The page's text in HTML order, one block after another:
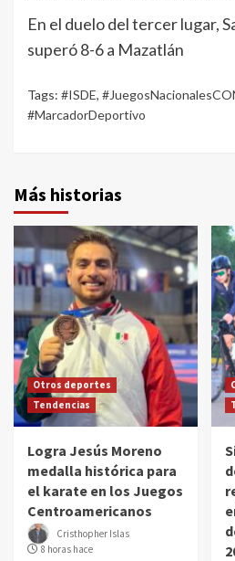
En el duelo del tercer lugar,
superó 8-6 a Mazatlán
Tags: #ISDE,
#MarcadorDeportivo
Más historias
Otros deportes
Tendencias
Logra Jesús Moreno
medalla histórica para
el karate en los Juegos
Centroamericanos
Cristhopher Islas
8 horas hace